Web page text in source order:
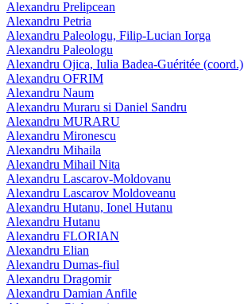
Alexandru Prelipcean
Alexandru Petria
Alexandru Paleologu, Filip-Lucian Iorga
Alexandru Paleologu
Alexandru Ojica, Iulia Badea-Guéritée (coord.)
Alexandru OFRIM
Alexandru Naum
Alexandru Muraru si Daniel Sandru
Alexandru MURARU
Alexandru Mironescu
Alexandru Mihaila
Alexandru Mihail Nita
Alexandru Lascarov-Moldovanu
Alexandru Lascarov Moldoveanu
Alexandru Hutanu, Ionel Hutanu
Alexandru Hutanu
Alexandru FLORIAN
Alexandru Elian
Alexandru Dumas-fiul
Alexandru Dragomir
Alexandru Damian Anfile